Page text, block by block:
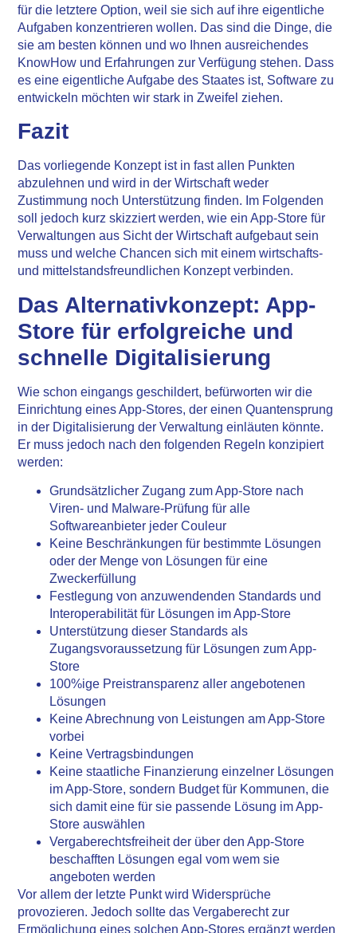
für die letztere Option, weil sie sich auf ihre eigentliche
Aufgaben konzentrieren wollen. Das sind die Dinge, die
sie am besten können und wo Ihnen ausreichendes
KnowHow und Erfahrungen zur Verfügung stehen. Dass
es eine eigentliche Aufgabe des Staates ist, Software zu
entwickeln möchten wir stark in Zweifel ziehen.
Fazit
Das vorliegende Konzept ist in fast allen Punkten
abzulehnen und wird in der Wirtschaft weder
Zustimmung noch Unterstützung finden. Im Folgenden
soll jedoch kurz skizziert werden, wie ein App-Store für
Verwaltungen aus Sicht der Wirtschaft aufgebaut sein
muss und welche Chancen sich mit einem wirtschafts-
und mittelstandsfreundlichen Konzept verbinden.
Das Alternativkonzept: App-
Store für erfolgreiche und
schnelle Digitalisierung
Wie schon eingangs geschildert, befürworten wir die
Einrichtung eines App-Stores, der einen Quantensprung
in der Digitalisierung der Verwaltung einläuten könnte.
Er muss jedoch nach den folgenden Regeln konzipiert
werden:
Grundsätzlicher Zugang zum App-Store nach
Viren- und Malware-Prüfung für alle
Softwareanbieter jeder Couleur
Keine Beschränkungen für bestimmte Lösungen
oder der Menge von Lösungen für eine
Zweckerfüllung
Festlegung von anzuwendenden Standards und
Interoperabilität für Lösungen im App-Store
Unterstützung dieser Standards als
Zugangsvoraussetzung für Lösungen zum App-
Store
100%ige Preistransparenz aller angebotenen
Lösungen
Keine Abrechnung von Leistungen am App-Store
vorbei
Keine Vertragsbindungen
Keine staatliche Finanzierung einzelner Lösungen
im App-Store, sondern Budget für Kommunen, die
sich damit eine für sie passende Lösung im App-
Store auswählen
Vergaberechtsfreiheit der über den App-Store
beschafften Lösungen egal vom wem sie
angeboten werden
Vor allem der letzte Punkt wird Widersprüche
provozieren. Jedoch sollte das Vergaberecht zur
Ermöglichung eines solchen App-Stores ergänzt werden